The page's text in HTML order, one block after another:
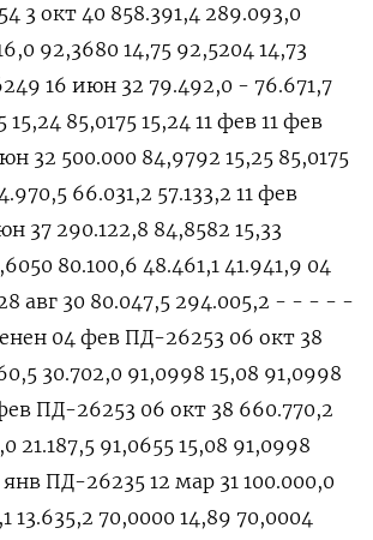
3 окт 40 858.391,4 289.​093,0
92,3680 14,75 92,5204 14,73
16 июн 32 79.492,0 - 76.671,7
15,24 85,0175 15,24 11 фев 11 фев
32 500.000 84,9792 15,25 85,0175
66.031,2 57.133,2 11 фев
37 290.122,8 84,8582 15,33
80.100,6 48.461,1 41.941,9 04
авг 30 80.047,5 294.005,2 - - - - -
04 фев ПД-26253 06 окт 38
30.702,0 91,0998 15,08 91,0998
ПД-26253 06 окт 38 660.770,2
21.187,5 91,0655 15,08 91,0998
ПД-26235 12 мар 31 100.000,0
13.635,2 70,0000 14,89 70,0004